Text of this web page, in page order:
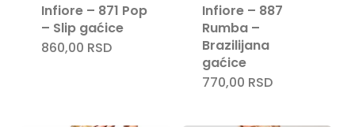
Infiore – 871 Pop
– Slip gaćice
860,00 RSD
Infiore – 887
Rumba –
Brazilijana
gaćice
770,00 RSD